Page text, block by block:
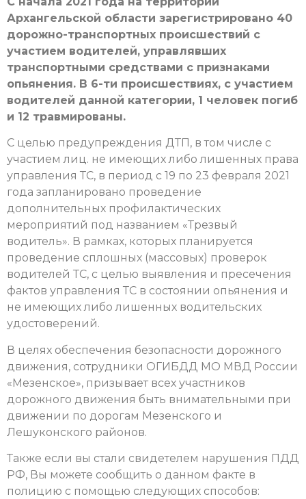
Архангельской области зарегистрировано 40
дорожно-транспортных происшествий с
участием водителей, управлявших
транспортными средствами с признаками
опьянения. В 6-ти происшествиях, с участием
водителей данной категории, 1 человек погиб
и 12 травмированы.
С целью предупреждения ДТП, в том числе с
участием лиц. не имеющих либо лишенных права
управления ТС, в период с 19 по 23 февраля 2021
года запланировано проведение
дополнительных профилактических
мероприятий под названием «Трезвый
водитель». В рамках, которых планируется
проведение сплошных (массовых) проверок
водителей ТС, с целью выявления и пресечения
фактов управления ТС в состоянии опьянения и
не имеющих либо лишенных водительских
удостоверений.
В целях обеспечения безопасности дорожного
движения, сотрудники ОГИБДД МО МВД России
«Мезенское», призывает всех участников
дорожного движения быть внимательными при
движении по дорогам Мезенского и
Лешуконского районов.
Также если вы стали свидетелем нарушения ПДД
РФ, Вы можете сообщить о данном факте в
полицию с помощью следующих способов: